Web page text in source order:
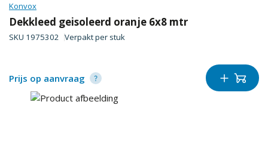
Konvox
Dekkleed geisoleerd oranje 6x8 mtr
SKU 1975302 Verpakt per stuk
Prijs op aanvraag